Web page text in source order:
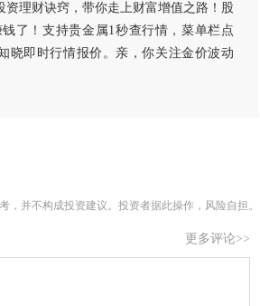
资理财诀窍，带你走上财富增值之路！股
了！支持贵金属1秒查行情，菜单栏点
晓即时行情报价。亲，你关注金价波动
并不构成投资建议。投资者据此操作，风险自担。
更多评论>>